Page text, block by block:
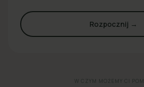
Rozpocznij →
W CZYM MOŻEMY CI